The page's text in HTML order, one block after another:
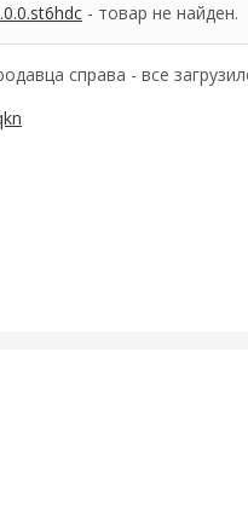
- товар не найден.
справа - все